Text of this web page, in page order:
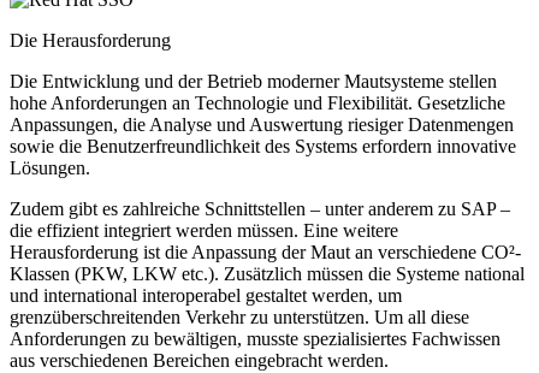
Die Herausforderung
Die Entwicklung und der Betrieb moderner Mautsysteme stellen
hohe Anforderungen an Technologie und Flexibilität. Gesetzliche
Anpassungen, die Analyse und Auswertung riesiger Datenmengen
sowie die Benutzerfreundlichkeit des Systems erfordern innovative
Lösungen.
Zudem gibt es zahlreiche Schnittstellen – unter anderem zu SAP –
die effizient integriert werden müssen. Eine weitere
Herausforderung ist die Anpassung der Maut an verschiedene CO²-
Klassen (PKW, LKW etc.). Zusätzlich müssen die Systeme national
und international interoperabel gestaltet werden, um
grenzüberschreitenden Verkehr zu unterstützen. Um all diese
Anforderungen zu bewältigen, musste spezialisiertes Fachwissen
aus verschiedenen Bereichen eingebracht werden.